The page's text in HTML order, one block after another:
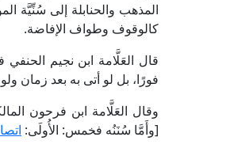
المذهب والحنابلة إلى سُنِّيَّة
كالوقوف وطواف الإفاضة.
قال العَلَّامة ابن نجيم الحنفي في "البحر الرائق" (2/ 357، ط.
فورًا، بل لو أتى به بعد زمان
[وأَمَّا سُنَنُه فخمس: الأُولَى: